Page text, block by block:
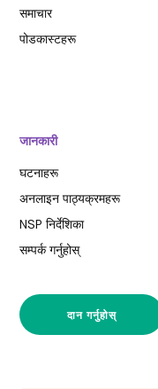
समाचार
पोडकास्टहरू
जानकारी
घटनाहरू
अनलाइन पाठ्यक्रमहरू
NSP निर्देशिका
सम्पर्क गर्नुहोस्
दान गर्नुहोस्